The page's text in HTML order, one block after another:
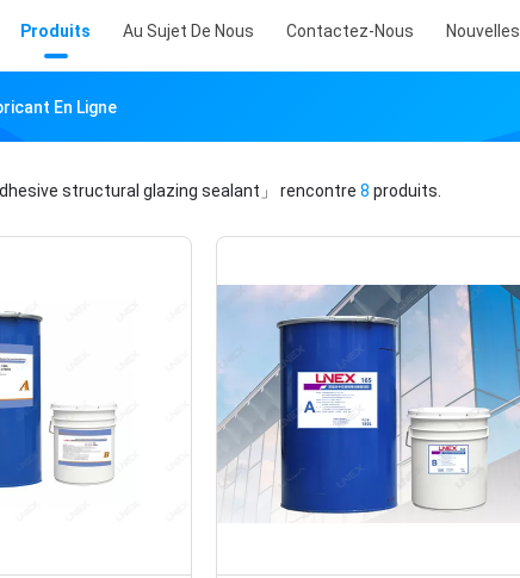
Produits Au Sujet De Nous Contactez-Nous Nouvelles
En Ligne
structural glazing sealant」 rencontre 8 produits.